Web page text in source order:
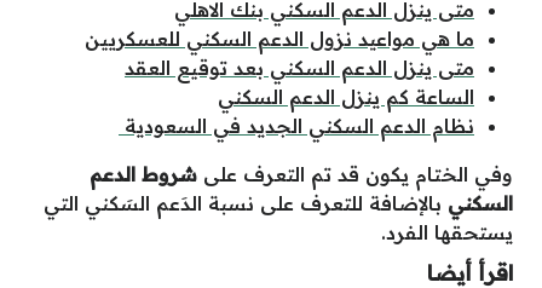
متى ينزل الدعم السكني بنك الاهلي
ما هي مواعيد نزول الدعم السكني للعسكريين
متى ينزل الدعم السكني بعد توقيع العقد
الساعة كم ينزل الدعم السكني
نظام الدعم السكني الجديد في السعودية
وفي الختام يكون قد تم التعرف على شروط الدعم
السكني بالإضافة للتعرف على نسبة الدَعم السَكني التي
يستحقها الفرد.
اقرأ أيضا